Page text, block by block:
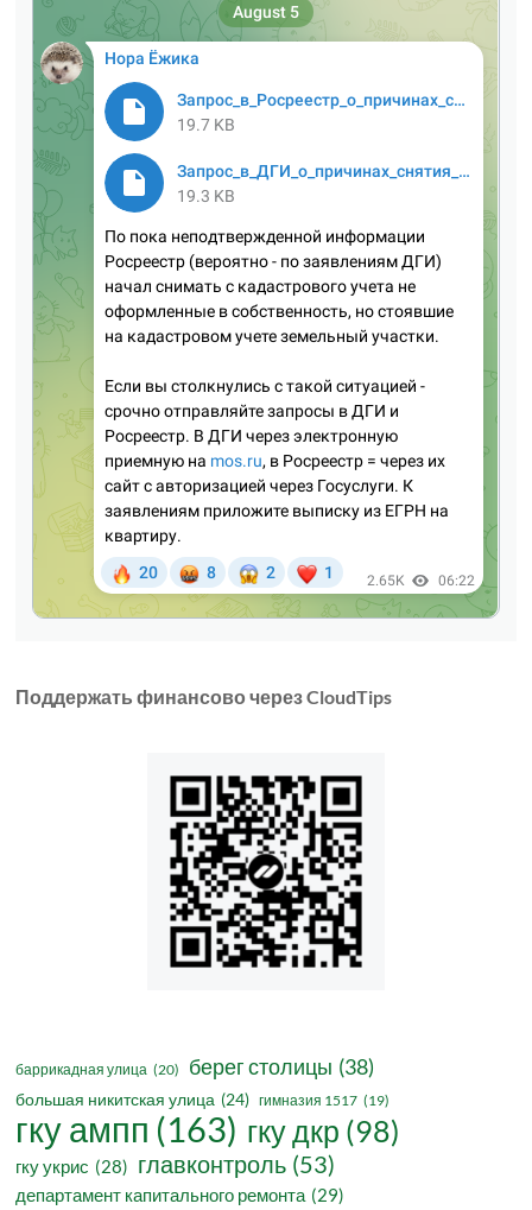
Поддержать финансово через CloudTips
баррикадная улица (20) берег столицы (38)
большая никитская улица (24) гимназия 1517 (19)
гку ампп (163) гку дкр (98)
гку укрис (28) главконтроль (53)
департамент капитального ремонта (29)